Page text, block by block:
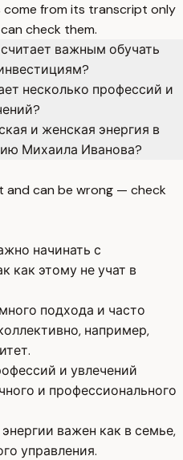
come from its transcript only
check them.
важным обучать
несколько профессий и
и женская энергия в
Михаила Иванова?
can be wrong — check
начинать с
как этому не учат в
подхода и часто
например,
и увлечений
и профессионального
важен как в семье,
управления.